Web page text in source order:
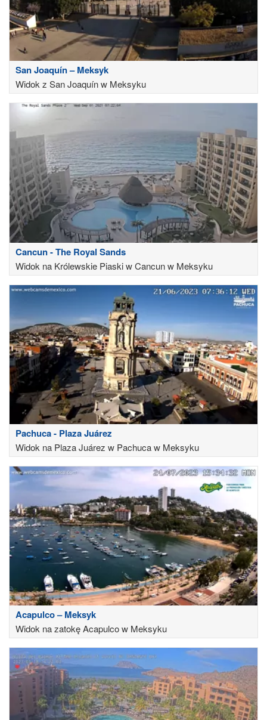
San Joaquín – Meksyk
Widok z San Joaquín w Meksyku
Cancun - The Royal Sands
Widok na Królewskie Piaski w Cancun w Meksyku
Pachuca - Plaza Juárez
Widok na Plaza Juárez w Pachuca w Meksyku
Acapulco – Meksyk
Widok na zatokę Acapulco w Meksyku